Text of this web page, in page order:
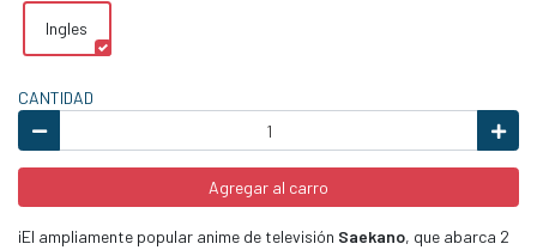
Ingles
CANTIDAD
Agregar al carro
¡El ampliamente popular anime de televisión Saekano, que abarca 2